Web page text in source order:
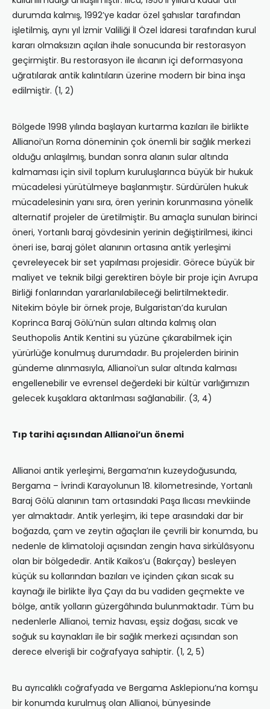
durumda kalmış, 1992’ye kadar özel şahıslar tarafından
işletilmiş, aynı yıl İzmir Valiliği İl Özel İdaresi tarafından kurul
kararı olmaksızın açılan ihale sonucunda bir restorasyon
geçirmiştir. Bu restorasyon ile ılıcanın içi deformasyona
uğratılarak antik kalıntıların üzerine modern bir bina inşa
edilmiştir. (1, 2)
Bölgede 1998 yılında başlayan kurtarma kazıları ile birlikte
Allianoi’un Roma döneminin çok önemli bir sağlık merkezi
olduğu anlaşılmış, bundan sonra alanın sular altında
kalmaması için sivil toplum kuruluşlarınca büyük bir hukuk
mücadelesi yürütülmeye başlanmıştır. Sürdürülen hukuk
mücadelesinin yanı sıra, ören yerinin korunmasına yönelik
alternatif projeler de üretilmiştir. Bu amaçla sunulan birinci
öneri, Yortanlı baraj gövdesinin yerinin değiştirilmesi, ikinci
öneri ise, baraj gölet alanının ortasına antik yerleşimi
çevreleyecek bir set yapılması projesidir. Görece büyük bir
maliyet ve teknik bilgi gerektiren böyle bir proje için Avrupa
Birliği fonlarından yararlanılabileceği belirtilmektedir.
Nitekim böyle bir örnek proje, Bulgaristan’da kurulan
Koprinca Baraj Gölü’nün suları altında kalmış olan
Seuthopolis Antik Kentini su yüzüne çıkarabilmek için
yürürlüğe konulmuş durumdadır. Bu projelerden birinin
gündeme alınmasıyla, Allianoi’un sular altında kalması
engellenebilir ve evrensel değerdeki bir kültür varlığımızın
gelecek kuşaklara aktarılması sağlanabilir. (3, 4)
Tıp tarihi açısından Allianoi’un önemi
Allianoi antik yerleşimi, Bergama’nın kuzeydoğusunda,
Bergama – İvrindi Karayolunun 18. kilometresinde, Yortanlı
Baraj Gölü alanının tam ortasındaki Paşa Ilıcası mevkiinde
yer almaktadır. Antik yerleşim, iki tepe arasındaki dar bir
boğazda, çam ve zeytin ağaçları ile çevrili bir konumda, bu
nedenle de klimatoloji açısından zengin hava sirkülâsyonu
olan bir bölgededir. Antik Kaikos’u (Bakırçay) besleyen
küçük su kollarından bazıları ve içinden çıkan sıcak su
kaynağı ile birlikte İlya Çayı da bu vadiden geçmekte ve
bölge, antik yolların güzergâhında bulunmaktadır. Tüm bu
nedenlerle Allianoi, temiz havası, eşsiz doğası, sıcak ve
soğuk su kaynakları ile bir sağlık merkezi açısından son
derece elverişli bir coğrafyaya sahiptir. (1, 2, 5)
Bu ayrıcalıklı coğrafyada ve Bergama Asklepionu’na komşu
bir konumda kurulmuş olan Allianoi, bünyesinde